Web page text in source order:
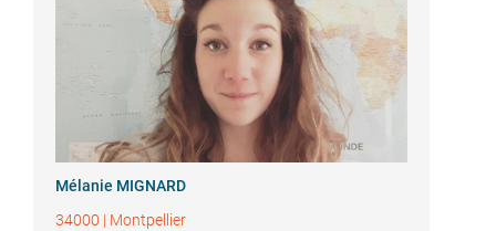
Mélanie MIGNARD
34000 | Montpellier